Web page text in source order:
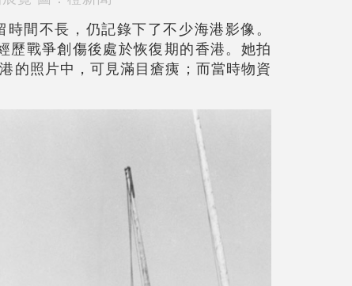
間不長，仍記錄下了不少海港影像。
戰爭創傷後處於恢復期的香港。她拍
的照片中，可見滿目瘡痍；而當時物資